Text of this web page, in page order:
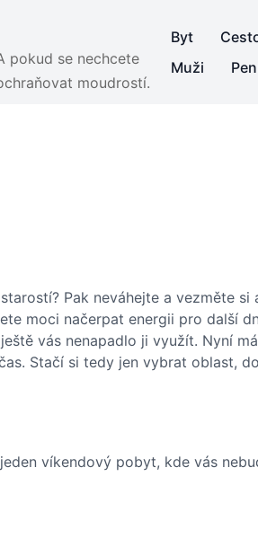
pokud se nechcete
moudrostí.
Byt
Muži
Pak neváhejte a vezměte
moci načerpat energii pro další
vás nenapadlo ji využít. Nyní
Stačí si tedy jen vybrat oblast,
víkendový pobyt, kde vás